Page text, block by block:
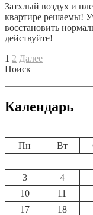
Затхлый воздух и
квартире решаемы!
восстановить
действуйте!
Пагинация
записей
Страница
1 Страница
2 ДалееСледующая
Поиск
Календарь
Пн
Вт
3
4
10
11
17
18